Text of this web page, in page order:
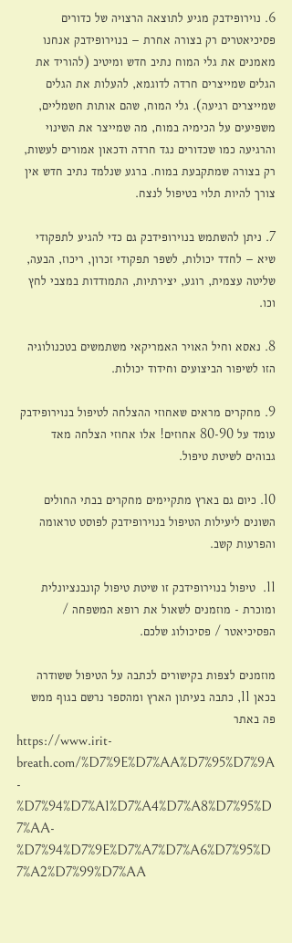
6. נוירופידבק מגיע לתוצאה הרצויה של כדורים
פסיכיאטרים רק בצורה אחרת – בנוירופידבק אנחנו
מאמנים את גלי המוח נתיב חדש ומיטיב (להוריד את
הגלים שמייצרים חרדה לדוגמא, להעלות את הגלים
שמייצרים רגיעה). גלי המוח, שהם אותות חשמליים,
משפיעים על הכימיה במוח, מה שמייצר את השינוי
והרגיעה כמו שכדורים נגד חרדה ודכאון אמורים לעשות,
רק בצורה שמתקבעת במוח. ברגע שנלמד נתיב חדש אין
צורך להיות תלוי בטיפול לנצח.
7. ניתן להשתמש בנוירופידבק גם כדי להגיע לתפקודי
שיא – לחדד יכולות, לשפר תפקודי זכרון, ריכוז, הבעה,
שליטה עצמית, רוגע, יצירתיות, התמודדות במצבי לחץ
וכו.
8. נאסא וחיל האויר האמריקאי משתמשים בטכנולוגיה
הזו לשיפור הביצועים וחידוד יכולות.
9. מחקרים מראים שאחוזי ההצלחה לטיפול בנוירופידבק
עומד על 80-90 אחוזים! אלו אחוזי הצלחה מאד
גבוהים לשיטת טיפול.
10. כיום גם בארץ מתקיימים מחקרים בבתי החולים
השונים ליעילות הטיפול בנוירופידבק לפוסט טראומה
והפרעות קשב.
11.  טיפול בנוירופידבק זו שיטת טיפול קונבנציונלית
ומוכרת - מוזמנים לשאול את רופא המשפחה /
הפסיכיאטר / פסיכולוג שלכם.
מוזמנים לצפות בקישורים לכתבה על הטיפול ששודרה
בכאן 11, כתבה בעיתון הארץ ומהספר נרשם בגוף ממש
פה באתר
https://www.irit-
breath.com/%D7%9E%D7%AA%D7%95%D7%9A
-
%D7%94%D7%A1%D7%A4%D7%A8%D7%95%D
7%AA-
%D7%94%D7%9E%D7%A7%D7%A6%D7%95%D
7%A2%D7%99%D7%AA